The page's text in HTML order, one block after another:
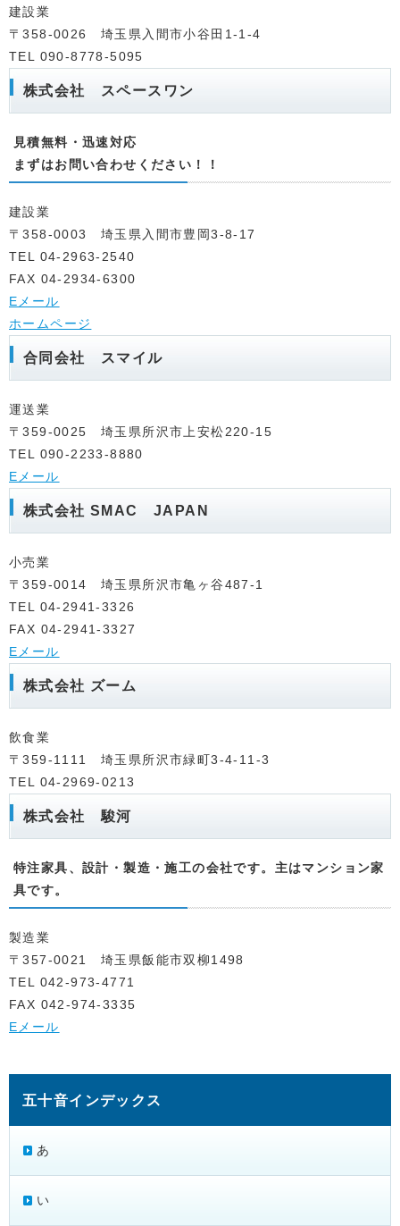
建設業
〒358-0026 埼玉県入間市小谷田1-1-4
TEL 090-8778-5095
株式会社 スペースワン
見積無料・迅速対応
まずはお問い合わせください！！
建設業
〒358-0003 埼玉県入間市豊岡3-8-17
TEL 04-2963-2540
FAX 04-2934-6300
Eメール
ホームページ
合同会社 スマイル
運送業
〒359-0025 埼玉県所沢市上安松220-15
TEL 090-2233-8880
Eメール
株式会社 SMAC JAPAN
小売業
〒359-0014 埼玉県所沢市亀ヶ谷487-1
TEL 04-2941-3326
FAX 04-2941-3327
Eメール
株式会社 ズーム
飲食業
〒359-1111 埼玉県所沢市緑町3-4-11-3
TEL 04-2969-0213
株式会社 駿河
特注家具、設計・製造・施工の会社です。主はマンション家
具です。
製造業
〒357-0021 埼玉県飯能市双柳1498
TEL 042-973-4771
FAX 042-974-3335
Eメール
五十音インデックス
あ
い